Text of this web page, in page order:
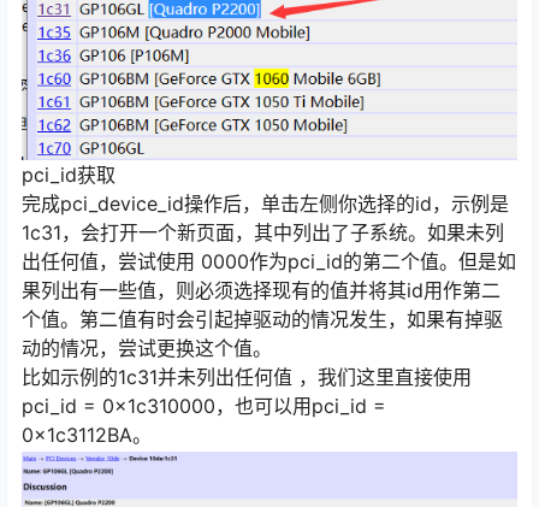
pci_id获取
完成pci_device_id操作后，单击左侧你选择的id，示例是
1c31，会打开一个新页面，其中列出了子系统。如果未列
出任何值，尝试使用 0000作为pci_id的第二个值。但是如
果列出有一些值，则必须选择现有的值并将其id用作第二
个值。第二值有时会引起掉驱动的情况发生，如果有掉驱
动的情况，尝试更换这个值。
比如示例的1c31并未列出任何值 ，我们这里直接使用
pci_id = 0x1c310000，也可以用pci_id =
0x1c3112BA。